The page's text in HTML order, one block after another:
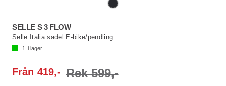
SELLE S 3 FLOW
Selle Italia sadel E-bike/pendling
1 i lager
Från 419,- Rek 599,-